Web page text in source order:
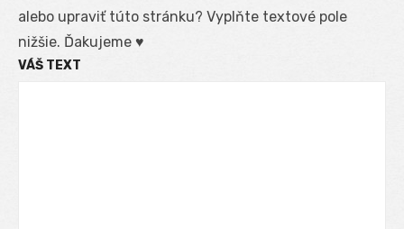
alebo upraviť túto stránku? Vyplňte textové pole
nižšie. Ďakujeme ♥
VÁŠ TEXT